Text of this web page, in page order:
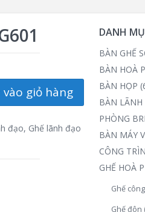
vào giỏ hàng
đạo, Ghế lãnh đạo
DANH
BÀN GHẾ
BÀN HOÀ
BÀN HỌP
BÀN
PHÒNG
BÀN MÁY
CÔNG
GHẾ HOÀ
Ghế
Ghế đôn